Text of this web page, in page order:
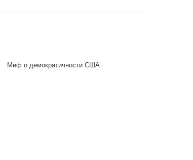
Миф о демократичности США